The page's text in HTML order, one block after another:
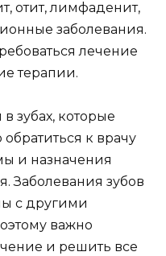
отит, лимфаденит,
заболевания.
лечение
терапии.
зубах, которые
к врачу
и назначения
Заболевания зубов
с другими
важно
и решить все